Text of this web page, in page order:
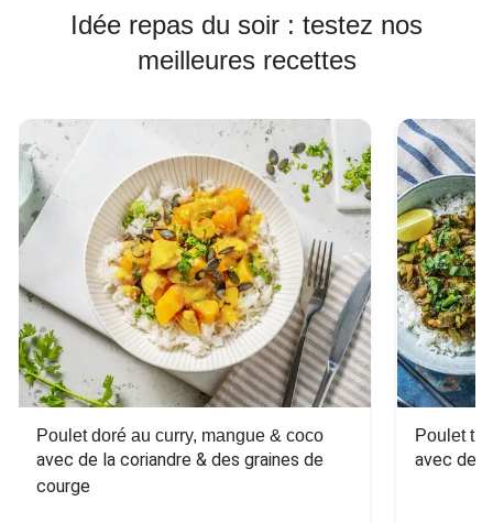
Idée repas du soir : testez nos
meilleures recettes
Poulet doré au curry, mangue & coco
avec de la coriandre & des graines de
courge
Poulet
avec des